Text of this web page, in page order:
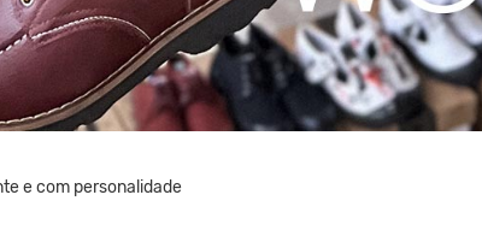
e com personalidade